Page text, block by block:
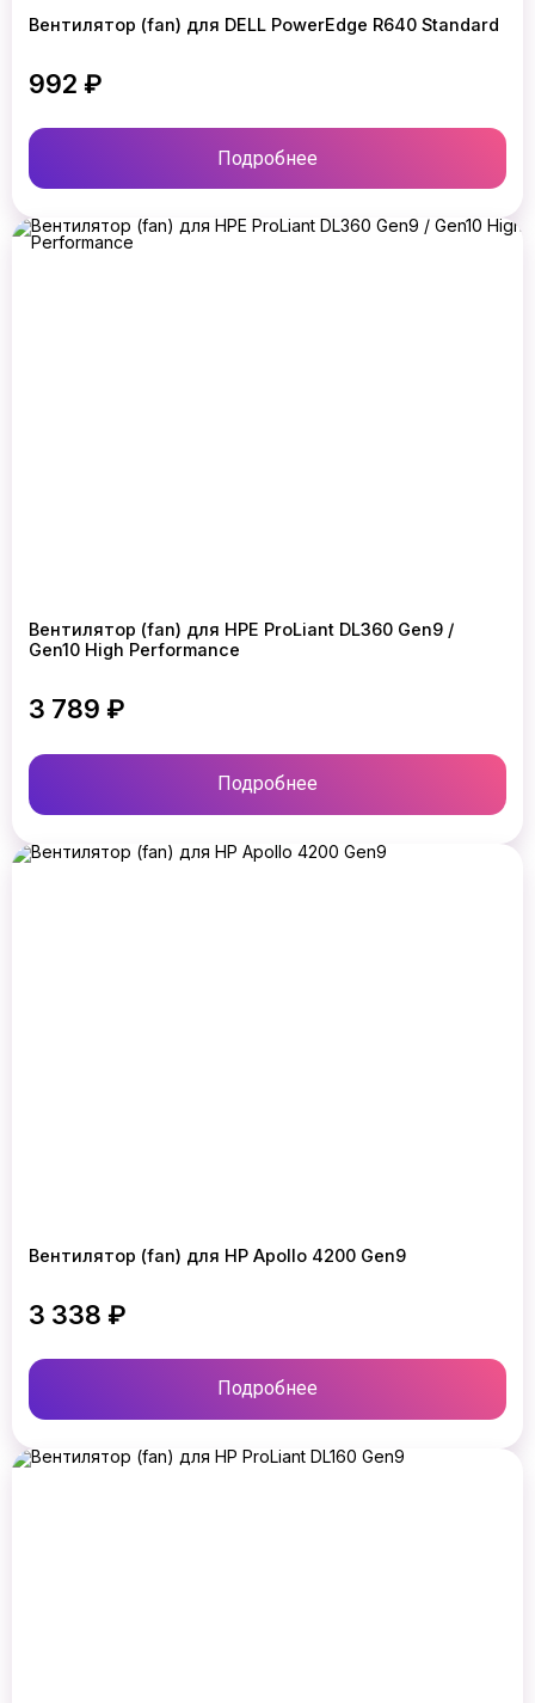
Вентилятор (fan) для DELL PowerEdge R640 Standard
992 ₽
Подробнее
Вентилятор (fan) для HPE ProLiant DL360 Gen9 /
Gen10 High Performance
3 789 ₽
Подробнее
Вентилятор (fan) для HP Apollo 4200 Gen9
3 338 ₽
Подробнее